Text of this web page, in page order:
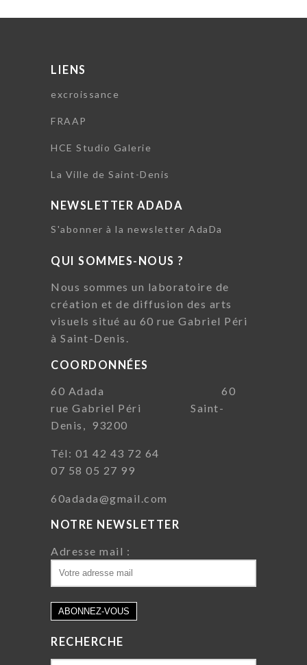
LIENS
excroissance
FRAAP
HCE Studio Galerie
La Ville de Saint-Denis
NEWSLETTER ADADA
S'abonner à la newsletter AdaDa
QUI SOMMES-NOUS ?
Nous sommes un laboratoire de
création et de diffusion des arts
visuels situé au 60 rue Gabriel Péri
à Saint-Denis.
COORDONNÉES
60 Adada 60
rue Gabriel Péri Saint-
Denis, 93200
Tél: 01 42 43 72 64
07 58 05 27 99
60adada@gmail.com
NOTRE NEWSLETTER
Adresse mail :
RECHERCHE